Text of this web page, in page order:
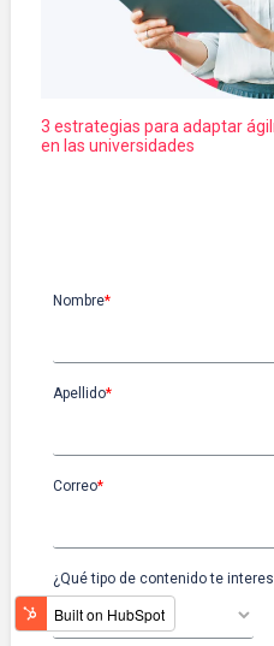
3 estrategias para adaptar
en las universidades
Nombre*
Apellido*
Correo*
¿Qué tipo de contenido te